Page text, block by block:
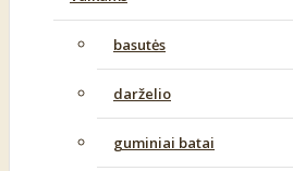
basutės
darželio
guminiai batai